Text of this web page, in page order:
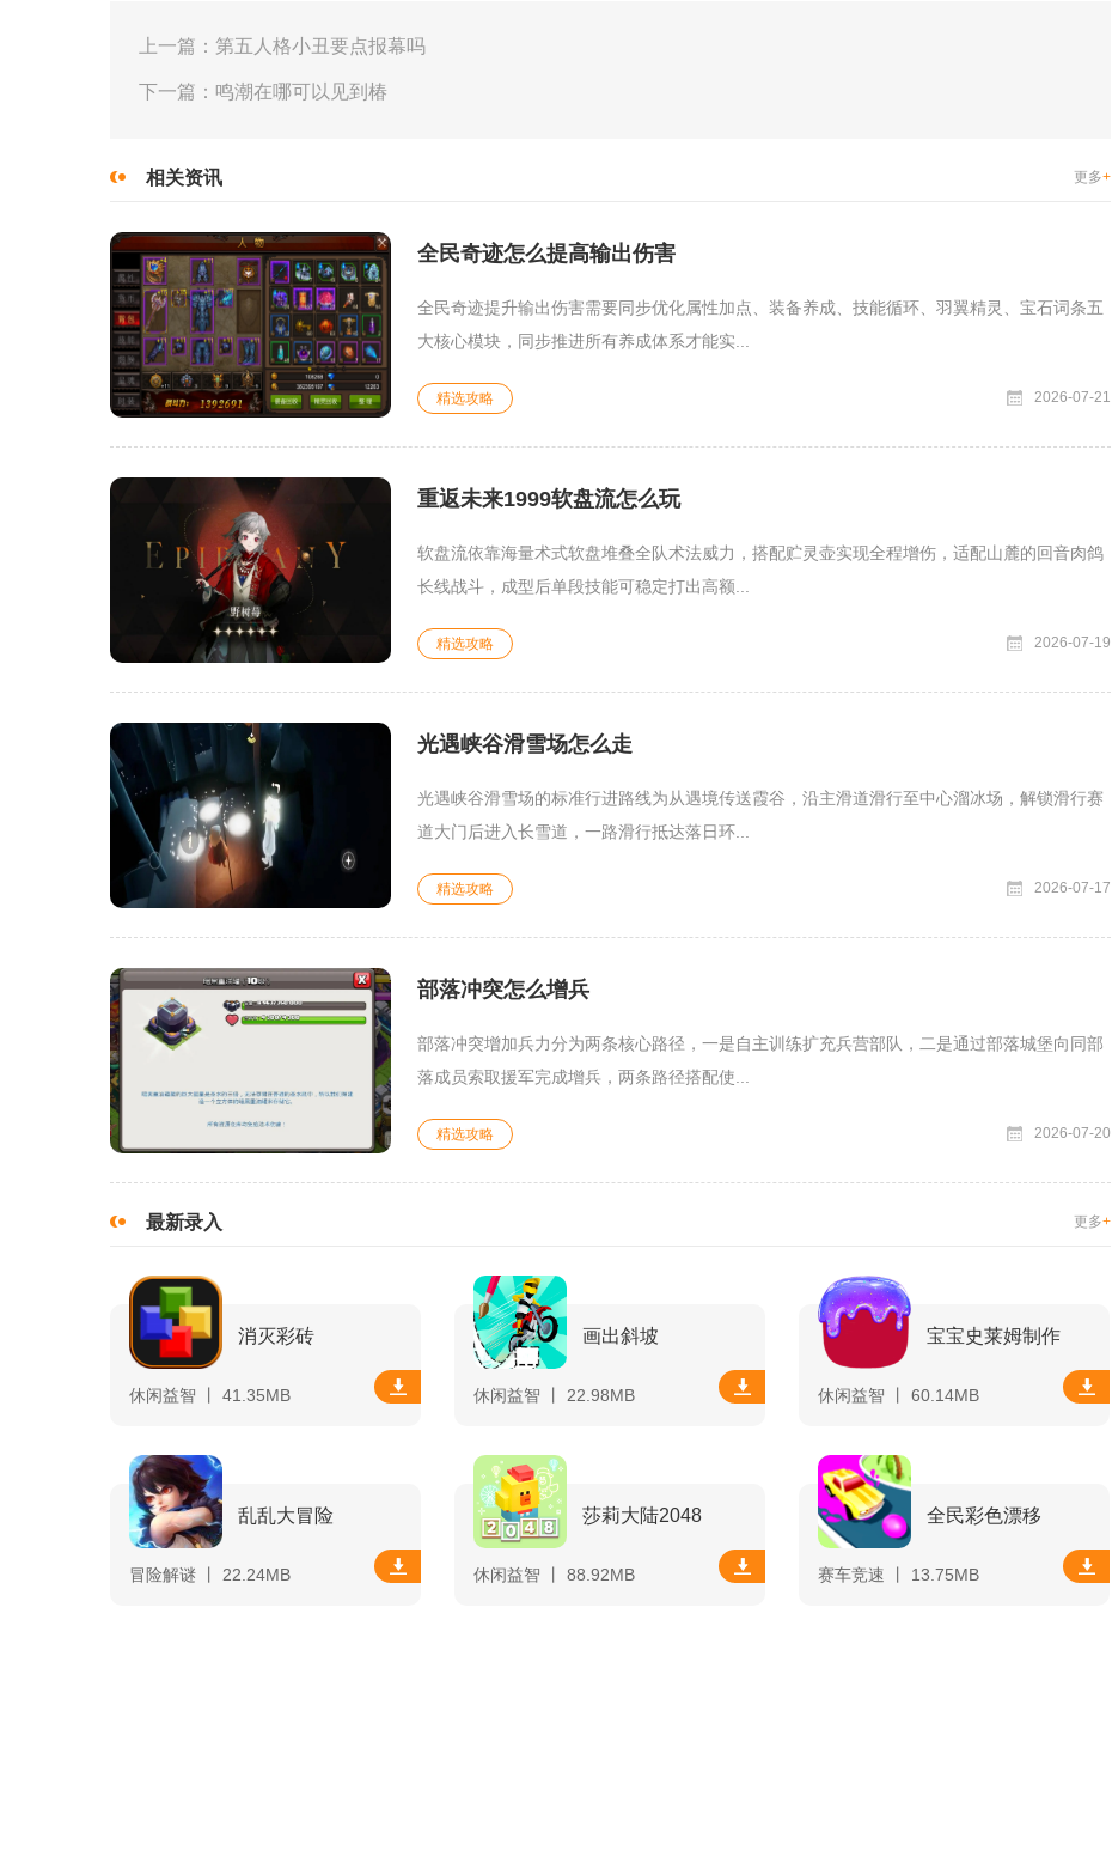
上一篇：第五人格小丑要点报幕吗
下一篇：鸣潮在哪可以见到椿
相关资讯 更多+
全民奇迹怎么提高输出伤害
全民奇迹提升输出伤害需要同步优化属性加点、装备养成、技能循环、羽翼精灵、宝石词条五
大核心模块，同步推进所有养成体系才能实...
精选攻略 2026-07-21
重返未来1999软盘流怎么玩
软盘流依靠海量术式软盘堆叠全队术法威力，搭配贮灵壶实现全程增伤，适配山麓的回音肉鸽
长线战斗，成型后单段技能可稳定打出高额...
精选攻略 2026-07-19
光遇峡谷滑雪场怎么走
光遇峡谷滑雪场的标准行进路线为从遇境传送霞谷，沿主滑道滑行至中心溜冰场，解锁滑行赛
道大门后进入长雪道，一路滑行抵达落日环...
精选攻略 2026-07-17
部落冲突怎么增兵
部落冲突增加兵力分为两条核心路径，一是自主训练扩充兵营部队，二是通过部落城堡向同部
落成员索取援军完成增兵，两条路径搭配使...
精选攻略 2026-07-20
最新录入 更多+
消灭彩砖
休闲益智 丨 41.35MB
画出斜坡
休闲益智 丨 22.98MB
宝宝史莱姆制作
休闲益智 丨 60.14MB
乱乱大冒险
冒险解谜 丨 22.24MB
莎莉大陆2048
休闲益智 丨 88.92MB
全民彩色漂移
赛车竞速 丨 13.75MB